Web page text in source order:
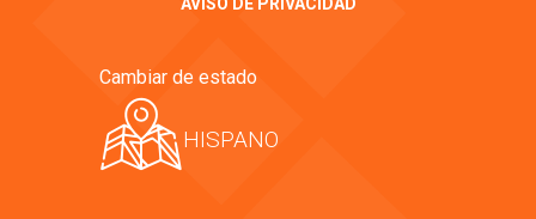
Cambiar de estado
HISPANO